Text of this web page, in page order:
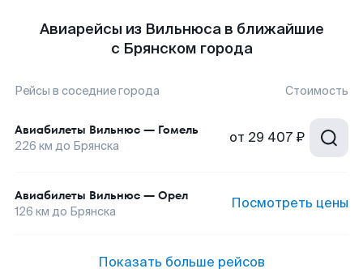
Авиарейсы из Вильнюса в ближайшие
с Брянском города
Рейсы в соседние города Стоимость
Авиабилеты Вильнюс — Гомель
226 км до Брянска от 29 407 ₽
Авиабилеты Вильнюс — Орел
126 км до Брянска Посмотреть цены
Показать больше рейсов